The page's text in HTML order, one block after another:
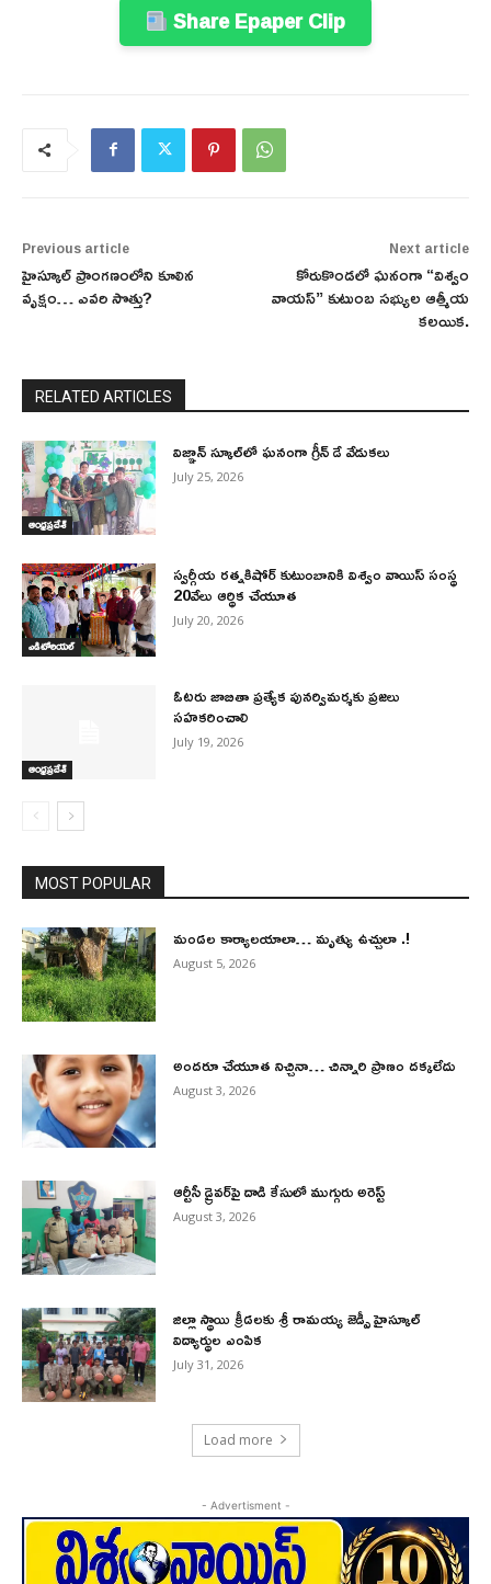
Share Epaper Clip
Previous article
హైస్కూల్ ప్రాంగణంలోని కూలిన
వృక్షం… ఎవరి సొత్తు?
Next article
కోరుకొండలో ఘనంగా “విశ్వం
వాయస్” కుటుంబ సభ్యుల ఆత్మీయ
కలయిక.
RELATED ARTICLES
ఆంధ్రప్రదేశ్
విజ్ఞాన్ స్కూల్‌లో ఘనంగా గ్రీన్ డే వేడుకలు
July 25, 2026
ఎడిటోరియల్
స్వర్గీయ రత్నకిషోర్ కుటుంబానికి విశ్వం వాయిస్ సంస్థ
20వేలు ఆర్థిక చేయూత
July 20, 2026
ఆంధ్రప్రదేశ్
ఓటరు జాబితా ప్రత్యేక పునర్విమర్శకు ప్రజలు
సహకరించాలి
July 19, 2026
MOST POPULAR
మండల కార్యాలయాలా… మృత్యు ఉచ్చులా .!
August 5, 2026
అందరూ చేయూత నిచ్చినా… చిన్నారి ప్రాణం దక్కలేదు
August 3, 2026
ఆర్టీసీ డ్రైవర్‌పై దాడి కేసులో ముగ్గురు అరెస్ట్
August 3, 2026
జిల్లా స్థాయి క్రీడలకు శ్రీ రామయ్య జెడ్పీ హైస్కూల్
విద్యార్థుల ఎంపిక
July 31, 2026
Load more
- Advertisment -